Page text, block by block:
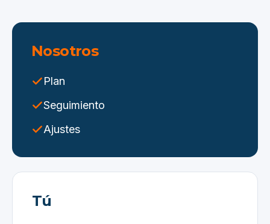
Nosotros
Plan
Seguimiento
Ajustes
Tú